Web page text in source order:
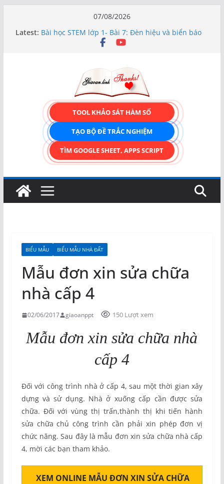
07/08/2026
Latest: Bài học STEM lớp 1- Bài 7: Đèn hiệu và biển báo
Bài học STEM lớp 3 Các bộ phận của thực vật
TẠO FORM ONLINE – TÙY BIẾN GIAO DIỆN ĐỈNH
CAO & XUẤT CODE THÔNG MINH!
TRẢI NGHIỆM CÔNG CỤ TẠO FORM ONLINE
KÉO THẢ – HOÀN TOÀN MIỄN PHÍ!
TOOL KHẢO SÁT HÀM SỐ
TẠO BỘ ĐỀ TRẮC NGHIỆM
TÌM GOOGLE SHEET, APPS SCRIPT
BIỂU MẪU BIỂU MẪU NHÀ ĐẤT
Mẫu đơn xin sửa chữa
nhà cấp 4
02/06/2017 giaoanppt 150 Lượt xem
Mẫu đơn xin sửa chữa nhà
cấp 4
Đối với công trình nhà ở cấp 4, sau một thời gian xây
dựng và sử dụng. Nhà ở xuống cấp cần được sửa
chữa. Đối với vùng thị trấn,thành thị khi tiến hành
sửa chữa chủ công trình cần phải xin phép đơn vị
chức năng. Sau đây là mẫu đơn xin sửa chữa nhà cấp
4, mời các bạn tham khảo.
XEM ONLINE MẪU ĐƠN XIN SỬA CHỮA